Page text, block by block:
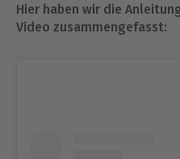
Hier haben wir die
Video zusammengefasst: